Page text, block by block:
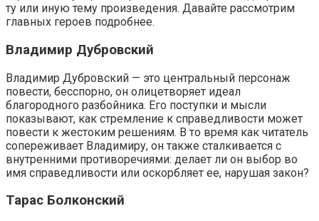
ту или иную тему произведения. Давайте рассмотрим
главных героев подробнее.
Владимир Дубровский
Владимир Дубровский — это центральный персонаж
повести, бесспорно, он олицетворяет идеал
благородного разбойника. Его поступки и мысли
показывают, как стремление к справедливости может
повести к жестоким решениям. В то время как читатель
сопереживает Владимиру, он также сталкивается с
внутренними противоречиями: делает ли он выбор во
имя справедливости или оскорбляет ее, нарушая закон?
Тарас Болконский